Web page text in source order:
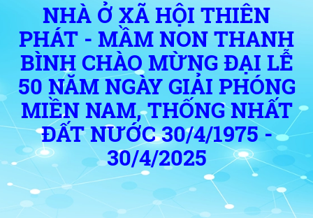
NHÀ Ở XÃ HỘI THIÊN
PHÁT - MẦM NON THANH
BÌNH CHÀO MỪNG ĐẠI LỄ
50 NĂM NGÀY GIẢI PHÓNG
MIỀN NAM, THỐNG NHẤT
ĐẤT NƯỚC 30/4/1975 -
30/4/2025